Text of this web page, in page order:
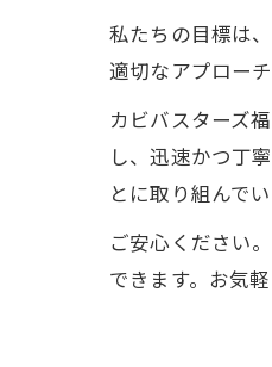
私たちの目標は
適切なアプロー
カビバスターズ
し、迅速かつ丁
とに取り組んでい
ご安心ください
できます。お気